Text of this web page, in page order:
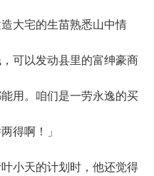
大宅的生苗熟悉山中情
可以发动县里的富绅豪商
用。咱们是一劳永逸的买
得啊！」
小天的计划时，他还觉得